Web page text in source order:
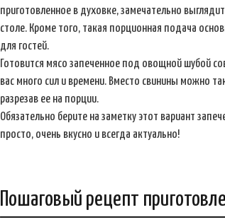
приготовленное в духовке, замечательно
столе. Кроме того, такая порционная подача
для гостей.
Готовится мясо запеченное под овощной шубой
вас много сил и времени. Вместо свинины можно
разрезав ее на порции.
Обязательно берите на заметку этот вариант
просто, очень вкусно и всегда актуально!
Пошаговый рецепт